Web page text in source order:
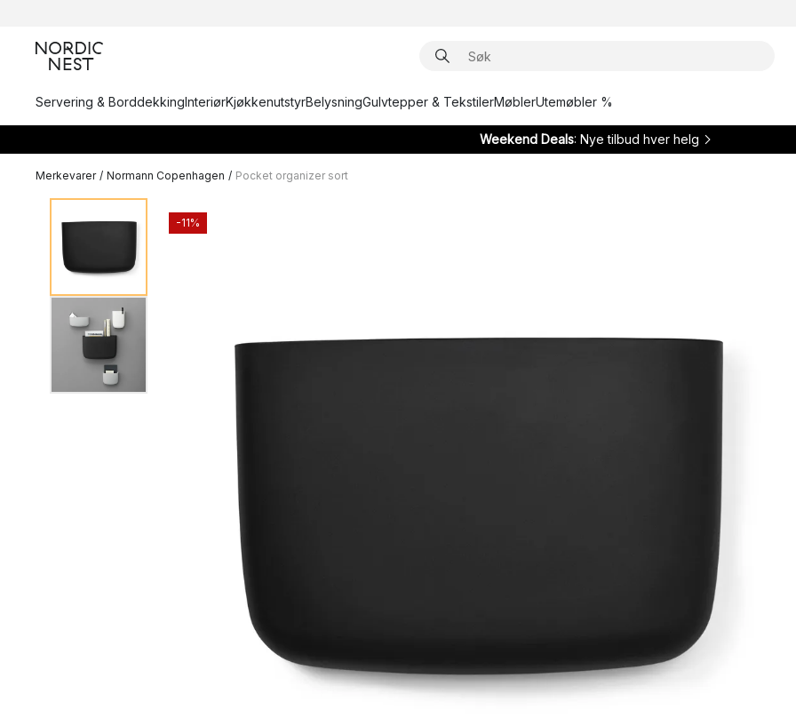
Servering & BorddekkingInteriørKjøkkenutstyrBelysningGulvtepper & TekstilerMøblerUtemøbler %
Weekend Deals: Nye tilbud hver helg
Merkevarer / Normann Copenhagen / Pocket organizer sort
-11%